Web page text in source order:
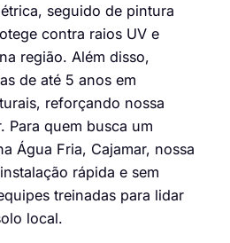
seguido de pintura
contra raios UV e
região. Além disso,
de até 5 anos em
reforçando nossa
Para quem busca um
Água Fria, Cajamar, nossa
rápida e sem
treinadas para lidar
local.